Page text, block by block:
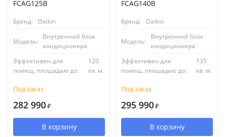
FCAG125B
Бренд: Daikin
Модель:
Внутренний блок
кондиционера
Эффективен для
помещ. площадью до:
120
кв. м.
Под заказ
282 990 ₽
В корзину
FCAG140B
Бренд: Daikin
Модель:
Внутренний блок
кондиционера
Эффективен для
помещ. площадью до:
135
кв. м.
Под заказ
295 990 ₽
В корзину